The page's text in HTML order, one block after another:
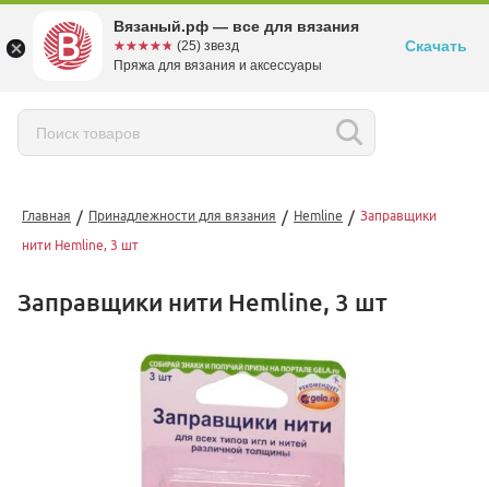
Главная / Принадлежности для вязания / Hemline / Заправщики
нити Hemline, 3 шт
Заправщики нити Hemline, 3 шт
Вязаный.рф — все для вязания
☆☆☆☆☆
★★★★★ (25) звезд
Пряжа для вязания и аксессуары
Скачать